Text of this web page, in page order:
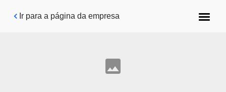
Pular para o conteúdo principal
Ir para a página da empresa